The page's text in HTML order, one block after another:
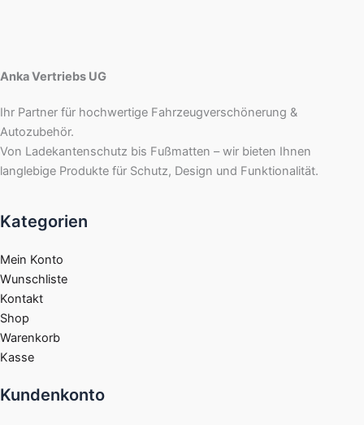
Anka Vertriebs UG
Ihr Partner für hochwertige Fahrzeugverschönerung &
Autozubehör.
Von Ladekantenschutz bis Fußmatten – wir bieten Ihnen
langlebige Produkte für Schutz, Design und Funktionalität.
Kategorien
Mein Konto
Wunschliste
Kontakt
Shop
Warenkorb
Kasse
Kundenkonto